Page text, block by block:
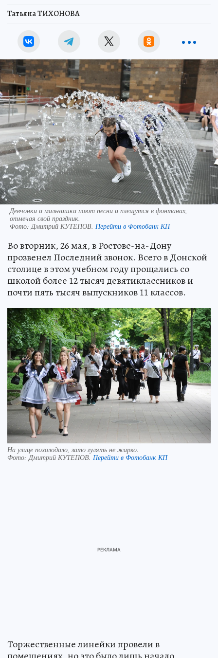
Татьяна ТИХОНОВА
Девчонки и мальчишки поют песни и плещутся в фонтанах,
отмечая свой праздник.
Фото:Дмитрий КУТЕПОВ. Перейти в Фотобанк КП
Во вторник, 26 мая, в Ростове-на-Дону
прозвенел Последний звонок. Всего в Донской
столице в этом учебном году прощались со
школой более 12 тысяч девятиклассников и
почти пять тысяч выпускников 11 классов.
На улице похолодало, зато гулять не жарко.
Фото:Дмитрий КУТЕПОВ. Перейти в Фотобанк КП
Торжественные линейки провели в